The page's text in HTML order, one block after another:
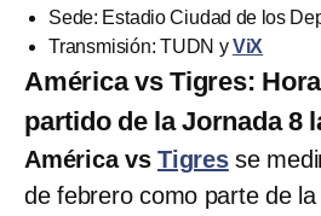
Sede: Estadio Ciudad de los
Transmisión: TUDN yViX
América vs Tigres:
partido de la Jornada 8
América vsTigresse
de febrero como parte de la